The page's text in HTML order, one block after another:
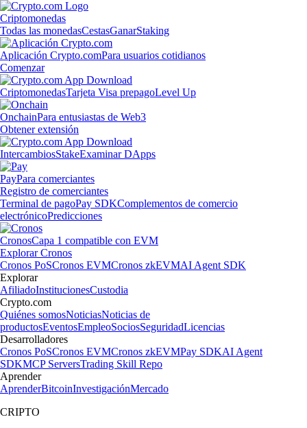
Criptomonedas
Todas las monedasCestasGanarStaking
Aplicación Crypto.comPara usuarios cotidianos
Comenzar
CriptomonedasTarjeta Visa prepagoLevel Up
OnchainPara entusiastas de Web3
Obtener extensión
IntercambiosStakeExaminar DApps
PayPara comerciantes
Registro de comerciantes
Terminal de pagoPay SDKComplementos de comercio
electrónicoPredicciones
CronosCapa 1 compatible con EVM
Explorar Cronos
Cronos PoSCronos EVMCronos zkEVMAI Agent SDK
Explorar
AfiliadoInstitucionesCustodia
Crypto.com
Quiénes somosNoticiasNoticias de
productosEventosEmpleoSociosSeguridadLicencias
Desarrolladores
Cronos PoSCronos EVMCronos zkEVMPay SDKAI Agent
SDKMCP ServersTrading Skill Repo
Aprender
AprenderBitcoinInvestigaciónMercado
CRIPTO